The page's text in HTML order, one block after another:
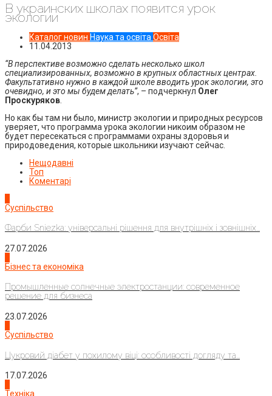
В украинских школах появится урок
экологии
Каталог новин Наука та освіта Освіта
11.04.2013
“В перспективе возможно сделать несколько школ
специализированных, возможно в крупных областных центрах.
Факультативно нужно в каждой школе вводить урок экологии, это
очевидно, и это мы будем делать”, – подчеркнул Олег
Проскуряков
Но как бы там ни было, министр экологии и природных ресурсов
уверяет, что программа урока экологии никоим образом не
будет пересекаться с программами охраны здоровья и
природоведения, которые школьники изучают сейчас.
Нещодавні
Топ
Коментарі
Суспільство
Фарби Sniezka: універсальні рішення для внутрішніх і зовнішніх...
27.07.2026
Бізнес та економіка
Промышленные солнечные электростанции: современное
решение для бизнеса
23.07.2026
Суспільство
Цукровий діабет у похилому віці: особливості догляду та...
17.07.2026
Техніка